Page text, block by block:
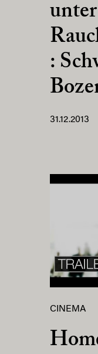
:
31.12.2013
CINEMA